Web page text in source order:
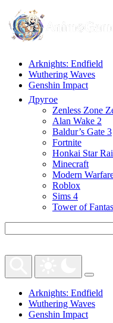
Arknights: Endfield
Wuthering Waves
Genshin Impact
Другое
Zenless Zone
Alan Wake 2
Baldur’s Gate 3
Fortnite
Honkai Star
Minecraft
Modern
Roblox
Sims 4
Tower of
Arknights: Endfield
Wuthering Waves
Genshin Impact